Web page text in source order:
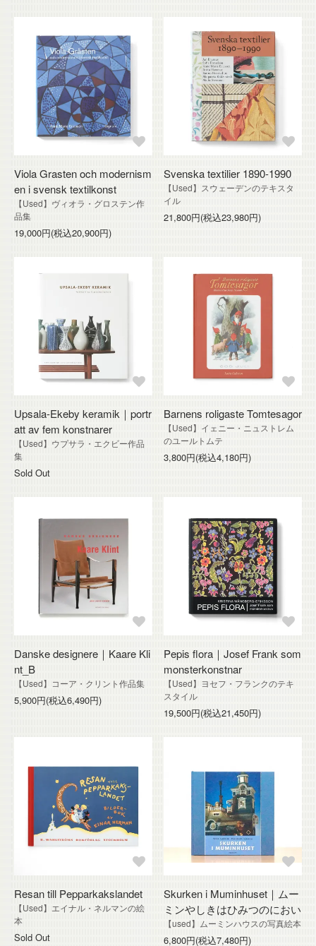
Viola Grasten och modernism
en i svensk textilkonst
【Used】ヴィオラ・グロステン作
品集
19,000円(税込20,900円)
Svenska textilier 1890-1990
【Used】スウェーデンのテキスタ
イル
21,800円(税込23,980円)
Upsala-Ekeby keramik｜portr
att av fem konstnarer
【Used】ウプサラ・エクビー作品
集
Sold Out
Barnens roligaste Tomtesagor
【Used】イェニー・ニュストレム
のユールトムテ
3,800円(税込4,180円)
Danske designere｜Kaare Kli
nt_B
【Used】コーア・クリント作品集
5,900円(税込6,490円)
Pepis flora｜Josef Frank som
monsterkonstnar
【Used】ヨセフ・フランクのテキ
スタイル
19,500円(税込21,450円)
Resan till Pepparkakslandet
【Used】エイナル・ネルマンの絵
本
Sold Out
Skurken i Muminhuset｜ムー
ミンやしきはひみつのにおい
【used】ムーミンハウスの写真絵本
6,800円(税込7,480円)